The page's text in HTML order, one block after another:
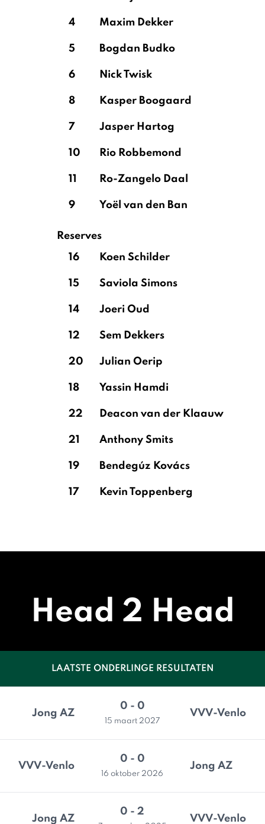
4 Maxim Dekker
5 Bogdan Budko
6 Nick Twisk
8 Kasper Boogaard
7 Jasper Hartog
10 Rio Robbemond
11 Ro-Zangelo Daal
9 Yoël van den Ban
Reserves
16
Koen Schilder
15 Saviola Simons
14 Joeri Oud
12 Sem Dekkers
20 Julian Oerip
18 Yassin Hamdi
22 Deacon van der Klaauw
21 Anthony Smits
19 Bendegúz Kovács
17 Kevin Toppenberg
Head 2 Head
LAATSTE ONDERLINGE RESULTATEN
Jong AZ
0 - 0
15 maart 2027
VVV-Venlo
VVV-Venlo
0 - 0
16 oktober 2026
Jong AZ
Jong AZ
0 - 2
VVV-Venlo